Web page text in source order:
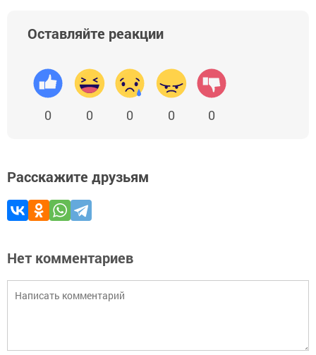
Оставляйте реакции
0 0 0 0 0
Расскажите друзьям
Нет комментариев